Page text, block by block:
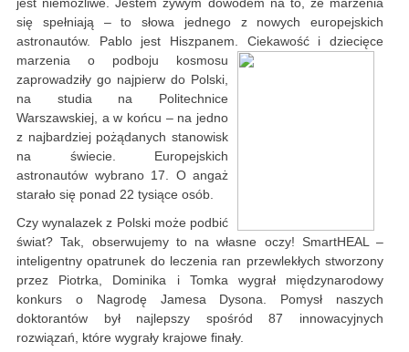
jest niemożliwe. Jestem żywym dowodem na to, że marzenia
się spełniają – to słowa jednego z nowych europejskich
astronautów. Pablo jest Hiszpanem. Ciekawość i dziecięce
marzenia o podboju kosmosu
zaprowadziły go najpierw do Polski,
na studia na Politechnice
Warszawskiej, a w końcu – na jedno
z najbardziej pożądanych stanowisk
na świecie. Europejskich
astronautów wybrano 17. O angaż
starało się ponad 22 tysiące osób.
Czy wynalazek z Polski może podbić
świat? Tak, obserwujemy to na własne oczy! SmartHEAL –
inteligentny opatrunek do leczenia ran przewlekłych stworzony
przez Piotrka, Dominika i Tomka wygrał międzynarodowy
konkurs o Nagrodę Jamesa Dysona. Pomysł naszych
doktorantów był najlepszy spośród 87 innowacyjnych
rozwiązań, które wygrały krajowe finały.